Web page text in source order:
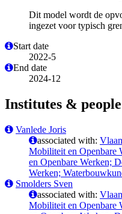
Dit model wordt de
ingezet voor typisch
Start date
2022-5
End date
2024-12
Institutes &
Vanlede Joris
associated with:
Mobiliteit en Openbare
en Openbare Werken;
Werken;
Smolders Sven
associated with:
Mobiliteit en Openbare